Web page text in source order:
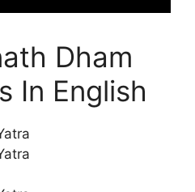
Dham
In English